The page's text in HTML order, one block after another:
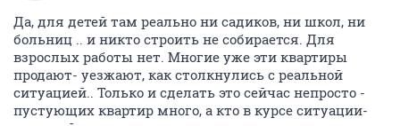
Да, для детей там реально ни садиков, ни школ, ни
больниц .. и никто строить не собирается. Для
взрослых работы нет. Многие уже эти квартиры
продают- уезжают, как столкнулись с реальной
ситуацией.. Только и сделать это сейчас непросто -
пустующих квартир много, а кто в курсе ситуации-